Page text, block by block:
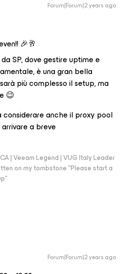
Forum|Forum|2 years ago
🎉🥂
SP, dove gestire uptime e
è una gran bella
più complesso il setup, ma
😉
considerare anche il proxy pool
a breve
| Veeam Legend | VUG Italy Leader
on my tombstone "Please start a
Forum|Forum|2 years ago